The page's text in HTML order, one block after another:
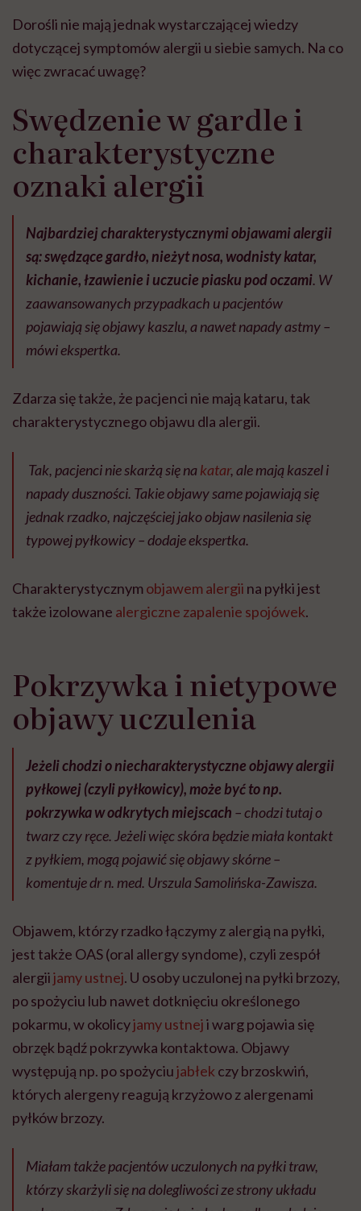
Dorośli nie mają jednak wystarczającej wiedzy
dotyczącej symptomów alergii u siebie samych. Na co
więc zwracać uwagę?
Swędzenie w gardle i
charakterystyczne
oznaki alergii
Najbardziej charakterystycznymi objawami alergii
są: swędzące gardło, nieżyt nosa, wodnisty katar,
kichanie, łzawienie i uczucie piasku pod oczami. W
zaawansowanych przypadkach u pacjentów
pojawiają się objawy kaszlu, a nawet napady astmy –
mówi ekspertka.
Zdarza się także, że pacjenci nie mają kataru, tak
charakterystycznego objawu dla alergii.
Tak, pacjenci nie skarżą się na katar, ale mają kaszel i
napady duszności. Takie objawy same pojawiają się
jednak rzadko, najczęściej jako objaw nasilenia się
typowej pyłkowicy – dodaje ekspertka.
Charakterystycznymobjawem alergii na pyłki jest
także izolowane alergiczne zapalenie spojówek.
Pokrzywka i nietypowe
objawy uczulenia
Jeżeli chodzi o niecharakterystyczne objawy alergii
pyłkowej (czyli pyłkowicy), może być to np.
pokrzywka w odkrytych miejscach – chodzi tutaj o
twarz czy ręce. Jeżeli więc skóra będzie miała kontakt
z pyłkiem, mogą pojawić się objawy skórne –
komentuje dr n. med. Urszula Samolińska-Zawisza.
Objawem, którzy rzadko łączymy z alergią na pyłki,
jest także OAS (oral allergy syndome), czyli zespół
alergiijamy ustnej. U osoby uczulonej na pyłki brzozy,
po spożyciu lub nawet dotknięciu określonego
pokarmu, w okolicyjamy ustneji warg pojawia się
obrzęk bądź pokrzywka kontaktowa. Objawy
występują np. po spożyciujabłek czy brzoskwiń,
których alergeny reagują krzyżowo z alergenami
pyłków brzozy.
Miałam także pacjentów uczulonych na pyłki traw,
którzy skarżyli się na dolegliwości ze strony układu